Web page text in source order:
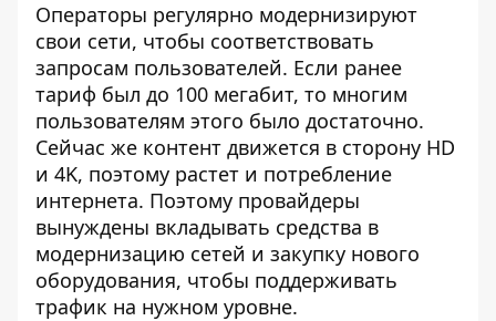
Операторы регулярно модернизируют
свои сети, чтобы соответствовать
запросам пользователей. Если ранее
тариф был до 100 мегабит, то многим
пользователям этого было достаточно.
Сейчас же контент движется в сторону HD
и 4K, поэтому растет и потребление
интернета. Поэтому провайдеры
вынуждены вкладывать средства в
модернизацию сетей и закупку нового
оборудования, чтобы поддерживать
трафик на нужном уровне.